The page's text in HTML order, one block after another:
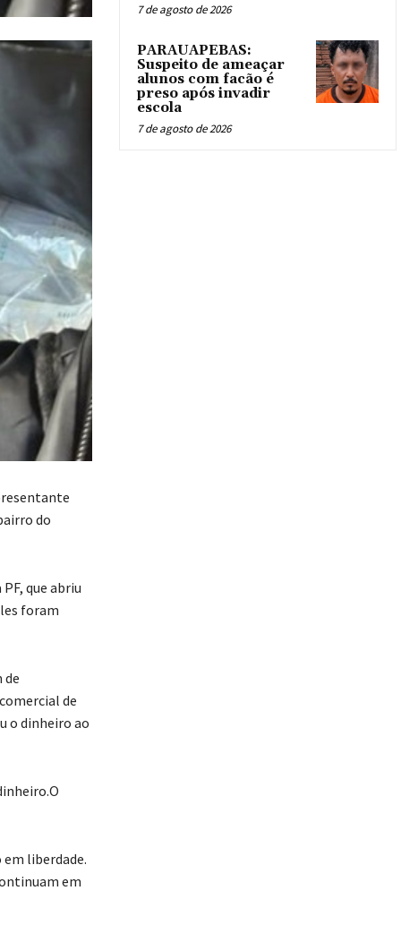
do
que abriu
foram
de
de
o dinheiro ao
liberdade.
em
7 de agosto de 2026
PARAUAPEBAS:
Suspeito de ameaçar
alunos com facão é
preso após invadir
escola
7 de agosto de 2026